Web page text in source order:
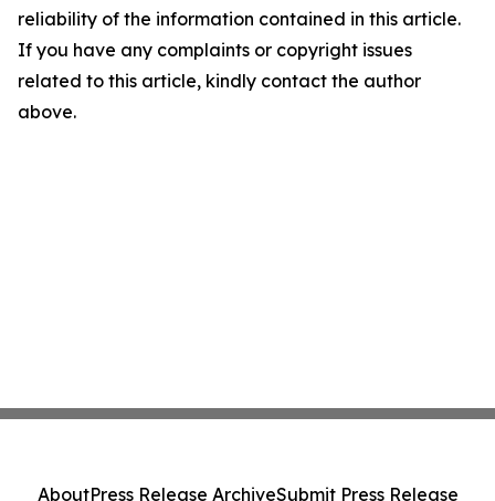
reliability of the information contained in this article.
If you have any complaints or copyright issues
related to this article, kindly contact the author
above.
AboutPress Release ArchiveSubmit Press Release